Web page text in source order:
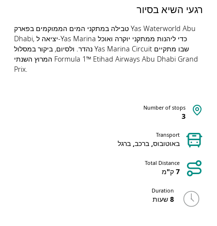
רגעי השיא בסיור
טבילה במתקני המים הממוקמים בפארק Yas Waterworld Abu
Dhabi, יציאה ל-Yas Marina כדי ליהנות ממתקני יוקרה ואוכל
נהדר. ולסיום, ביקור במסלול Yas Marina Circuit שבו מתקיים
המרוץ השנתי Formula 1™ Etihad Airways Abu Dhabi Grand
Prix.
Number of stops
3
Transport
באוטובוס, ברכב, ברגל
Total Distance
7 ק"מ
Duration
8 שעות